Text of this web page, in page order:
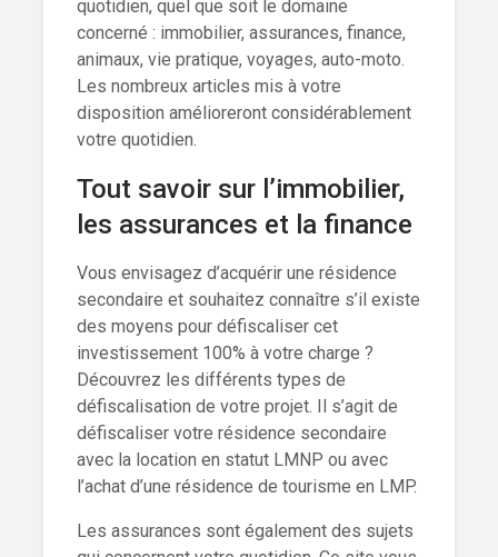
quotidien, quel que soit le domaine
concerné : immobilier, assurances, finance,
animaux, vie pratique, voyages, auto-moto.
Les nombreux articles mis à votre
disposition amélioreront considérablement
votre quotidien.
Tout savoir sur l’immobilier,
les assurances et la finance
Vous envisagez d’acquérir une résidence
secondaire et souhaitez connaître s’il existe
des moyens pour défiscaliser cet
investissement 100% à votre charge ?
Découvrez les différents types de
défiscalisation de votre projet. Il s’agit de
défiscaliser votre résidence secondaire
avec la location en statut LMNP ou avec
l’achat d’une résidence de tourisme en LMP.
Les assurances sont également des sujets